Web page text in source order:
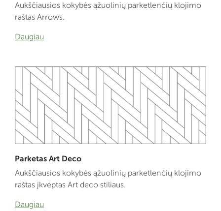
Aukščiausios kokybės ąžuolinių parketlenčių klojimo
raštas Arrows.
Daugiau
Parketas Art Deco
Aukščiausios kokybės ąžuolinių parketlenčių klojimo
raštas įkvėptas Art deco stiliaus.
Daugiau